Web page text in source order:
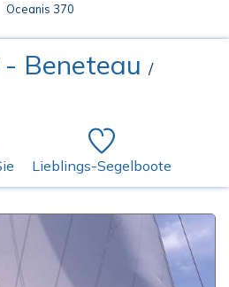
Oceanis 370
- Beneteau /
Lieblings-Segelboote